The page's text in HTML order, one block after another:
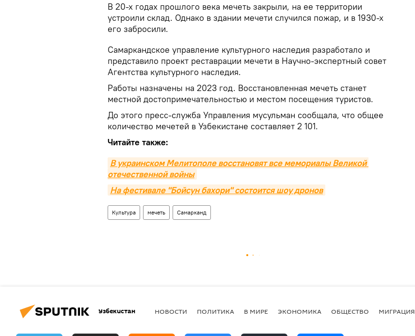
В 20-х годах прошлого века мечеть закрыли, на ее территории
устроили склад. Однако в здании мечети случился пожар, и в 1930-х
его забросили.
Самаркандское управление культурного наследия разработало и
представило проект реставрации мечети в Научно-экспертный совет
Агентства культурного наследия.
Работы назначены на 2023 год. Восстановленная мечеть станет
местной достопримечательностью и местом посещения туристов.
До этого пресс-служба Управления мусульман сообщала, что общее
количество мечетей в Узбекистане составляет 2 101.
Читайте также:
В украинском Мелитополе восстановят все мемориалы Великой
отечественной войны
На фестивале "Бойсун бахори" состоится шоу дронов
Культура мечеть Самарканд
Узбекистан НОВОСТИ ПОЛИТИКА В МИРЕ ЭКОНОМИКА ОБЩЕСТВО МИГРАЦИЯ